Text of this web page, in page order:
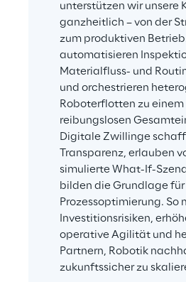
unterstützen wir unsere
ganzheitlich – von der
zum produktiven
automatisieren
Materialfluss- und
und orchestrieren
Roboterflotten zu einem
reibungslosen
Digitale Zwillinge
Transparenz, erlauben
simulierte What-If-
bilden die Grundlage
Prozessoptimierung. So
Investitionsrisiken,
operative Agilität und
Partnern, Robotik
zukunftssicher zu